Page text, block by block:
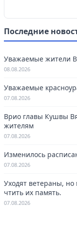
Последние
Уважаемые жители
08.08.2026
Уважаемые
07.08.2026
Врио главы Кушвы
жителям
07.08.2026
Изменилось
07.08.2026
Уходят ветераны,
чтить их память.
07.08.2026